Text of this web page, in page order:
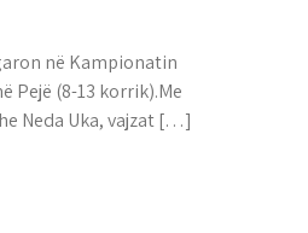
në Kampionatin
Pejë (8-13 korrik).Me
Neda Uka, vajzat […]